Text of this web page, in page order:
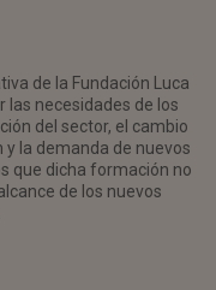
de la Fundación Luca
las necesidades de los
del sector, el cambio
la demanda de nuevos
que dicha formación no
de los nuevos